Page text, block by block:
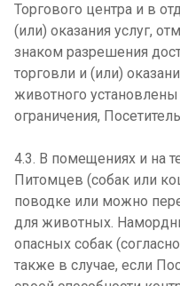
Торгового центра и в
(или) оказания услуг,
знаком разрешения
торговли и (или)
животного
ограничения,
4.3. В помещениях и на
Питомцев (собак или
поводке или можно
для животных.
опасных собак
также в случае, если